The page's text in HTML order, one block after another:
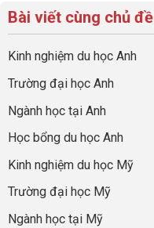
sự
nghiệp
hiệu
quả
của
cha
thông
bộ
hồ
sơ
du
học
“Dày
hoạt
động
nhưng
thiếu
năng
lực”
Việc
Biến
Đoạn
Visa
“Bước
Vàng”
Cất
Cánh
luận
ở
Hiểu
đúng
nghề
và
ngành:
Bí
quyết
không
giờ
chọn
Bài viết cùng chủ đề
Kinh nghiệm du học Anh
Trường đại học Anh
Ngành học tại Anh
Học bổng du học Anh
Kinh nghiệm du học Mỹ
Trường đại học Mỹ
Ngành học tại Mỹ